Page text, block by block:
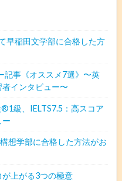
早稲田文学部に合格した方
記事《オススメ7選》〜英
インタビュー〜
級、IELTS7.5：高スコア
ー
想学部に合格した方法がお
上がる3つの極意